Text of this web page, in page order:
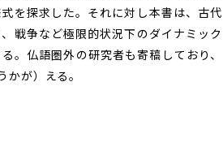
を探求した。それに対し本書は、古代
戦争など極限的状況下のダイナミック
。仏語圏外の研究者も寄稿しており、
が）える。